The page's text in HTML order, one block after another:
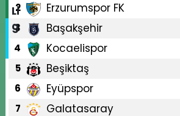
2 Erzurumspor FK
3 Başakşehir
4 Kocaelispor
5 Beşiktaş
6 Eyüpspor
7 Galatasaray